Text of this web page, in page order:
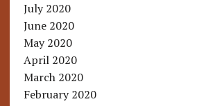
July 2020
June 2020
May 2020
April 2020
March 2020
February 2020